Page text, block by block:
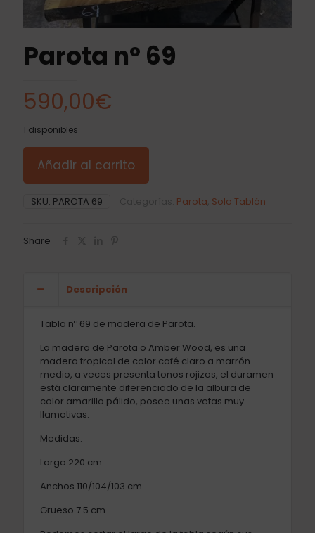
Parota nº 69
590,00€
1 disponibles
Añadir al carrito
SKU: PAROTA 69 Parota Solo Tablón
Share
Descripción
Tabla nº 69 de madera de Parota.
La madera de Parota o Amber Wood, es una
madera tropical de color café claro a marrón
medio, a veces presenta tonos rojizos, el duramen
está claramente diferenciado de la albura de
color amarillo pálido, posee unas vetas muy
llamativas.
Medidas:
Largo 220 cm
Anchos 110/104/103 cm
Grueso 7.5 cm